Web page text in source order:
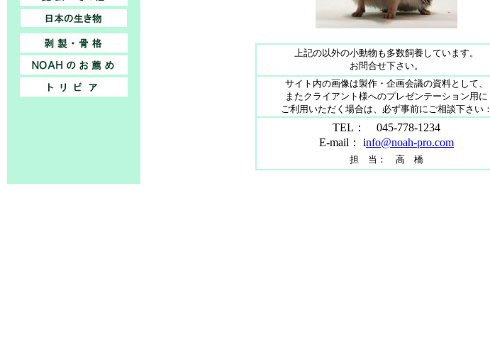
上記の以外の小動物も多数飼養しています。
お問合せ下さい。
サイト内の画像は製作・企画会議の資料として、
またクライアント様へのプレゼンテーション用に
ご利用いただく場合は、必ず事前にご相談下さい：
TEL： 045-778-1234
E-mail： info@noah-pro.com
担 当： 高 橋